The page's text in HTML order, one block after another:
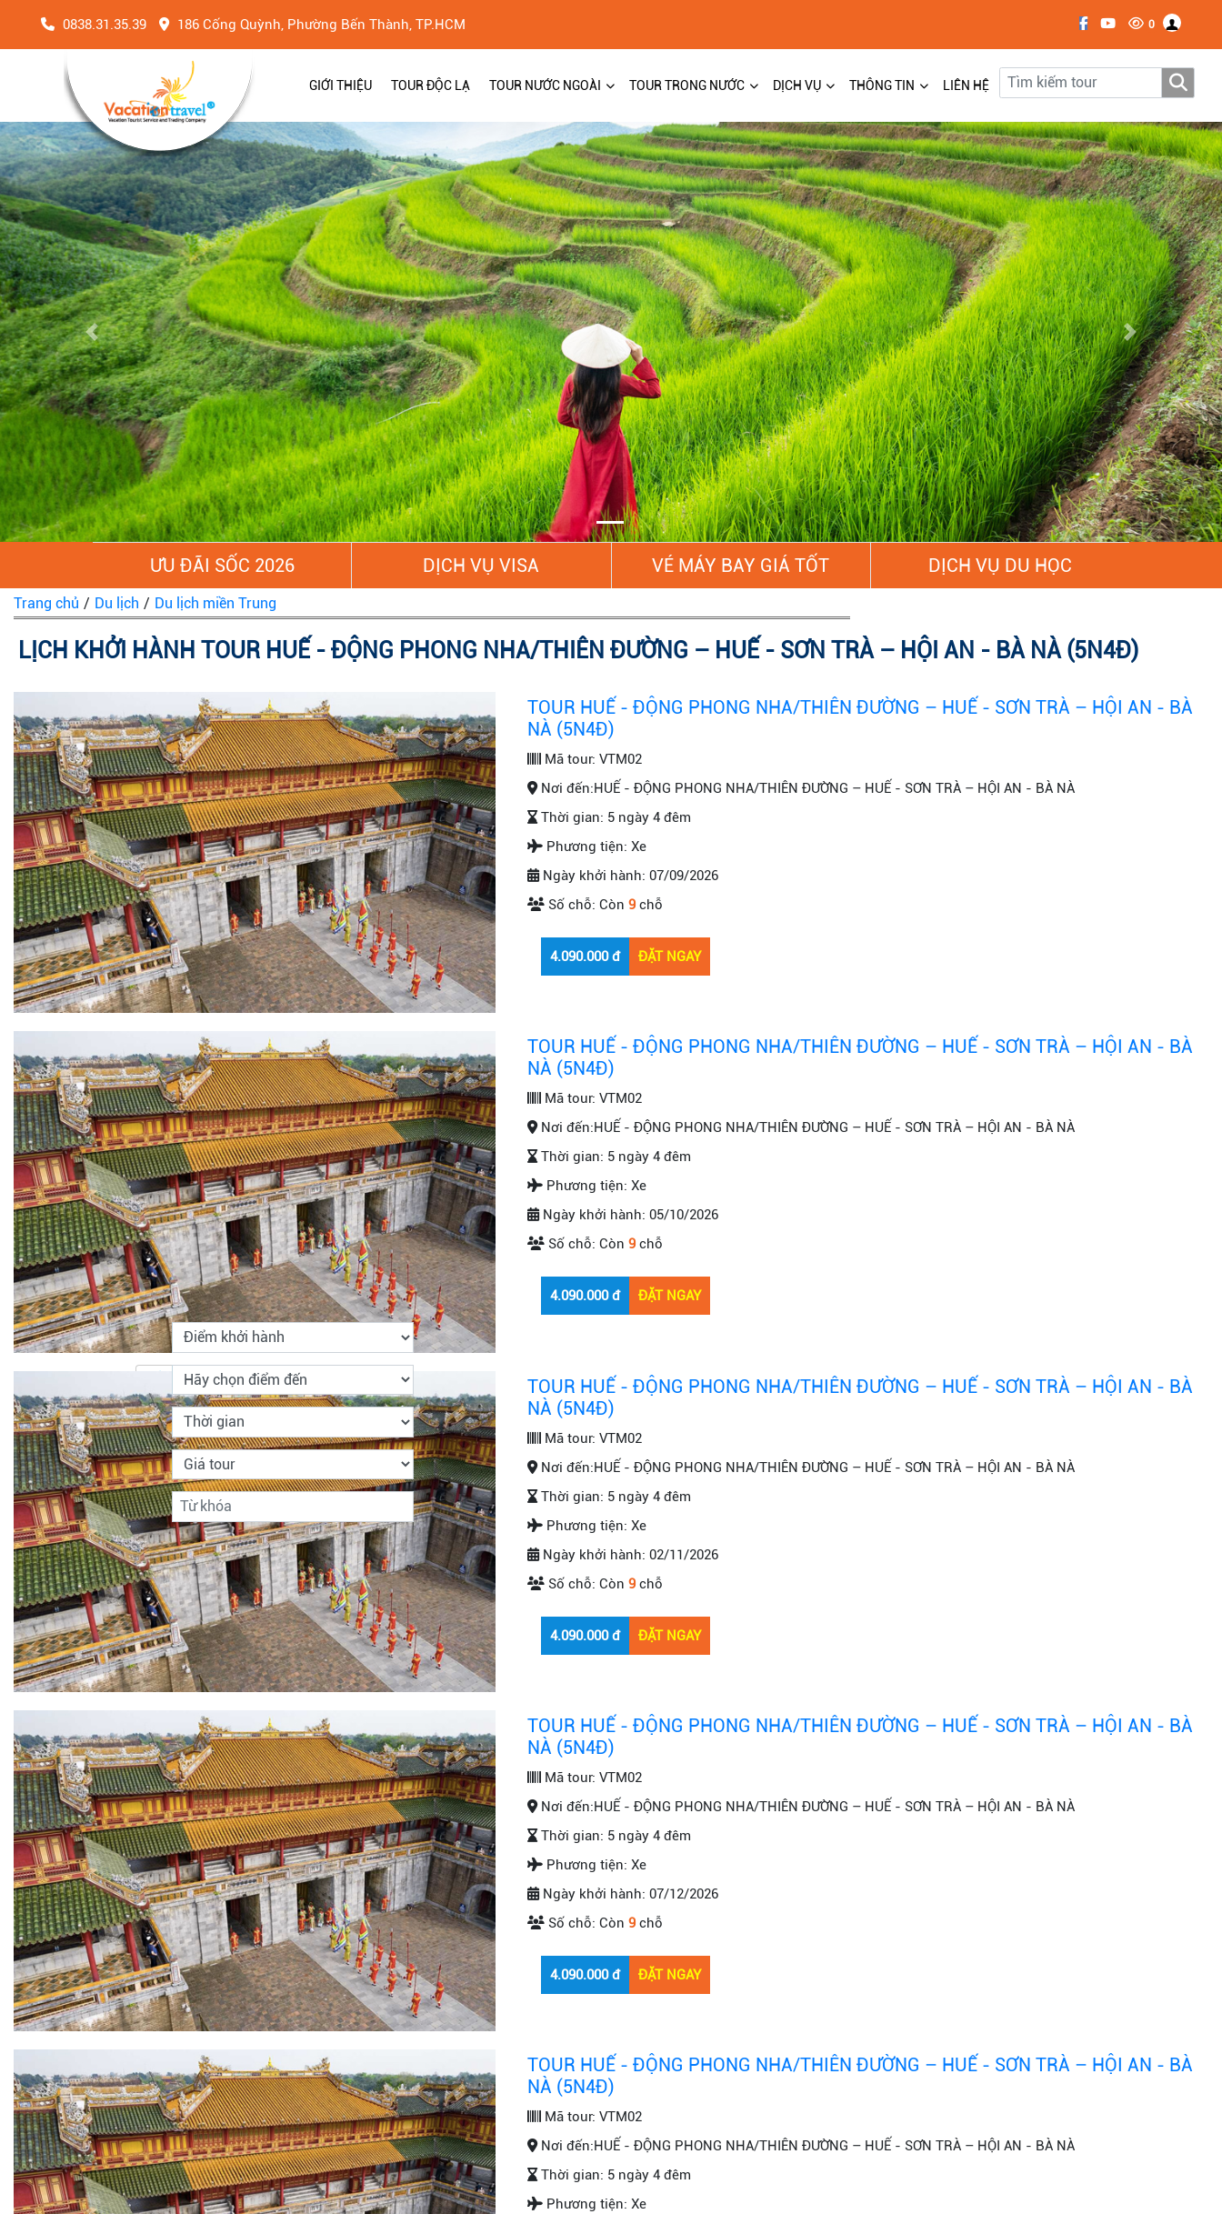
0838.31.35.39 186 Cống Quỳnh, Phường Bến Thành, TP.HCM 0
GIỚI THIỆU TOUR ĐỘC LẠ TOUR NƯỚC NGOÀI TOUR TRONG NƯỚC DỊCH VỤ THÔNG TIN LIÊN HỆ
Previous Next
TÌM KIẾM
Tour trong nước Tour nước ngoài
Tìm kiếm
ƯU ĐÃI SỐC 2026 DỊCH VỤ VISA VÉ MÁY BAY GIÁ TỐT DỊCH VỤ DU HỌC
Trang chủ / Du lịch / Du lịch miền Trung
LỊCH KHỞI HÀNH TOUR HUẾ - ĐỘNG PHONG NHA/THIÊN ĐƯỜNG – HUẾ - SƠN TRÀ – HỘI AN - BÀ NÀ (5N4Đ)
TOUR HUẾ - ĐỘNG PHONG NHA/THIÊN ĐƯỜNG – HUẾ - SƠN TRÀ – HỘI AN - BÀ
NÀ (5N4Đ)
Mã tour: VTM02
Nơi đến:HUẾ - ĐỘNG PHONG NHA/THIÊN ĐƯỜNG – HUẾ - SƠN TRÀ – HỘI AN - BÀ NÀ
Thời gian: 5 ngày 4 đêm
Phương tiện: Xe
Ngày khởi hành: 07/09/2026
Số chỗ: Còn 9 chỗ
TOUR HUẾ - ĐỘNG PHONG NHA/THIÊN ĐƯỜNG – HUẾ - SƠN TRÀ – HỘI AN - BÀ
NÀ (5N4Đ)
Mã tour: VTM02
Nơi đến:HUẾ - ĐỘNG PHONG NHA/THIÊN ĐƯỜNG – HUẾ - SƠN TRÀ – HỘI AN - BÀ NÀ
Thời gian: 5 ngày 4 đêm
Phương tiện: Xe
Ngày khởi hành: 05/10/2026
Số chỗ: Còn 9 chỗ
TOUR HUẾ - ĐỘNG PHONG NHA/THIÊN ĐƯỜNG – HUẾ - SƠN TRÀ – HỘI AN - BÀ
NÀ (5N4Đ)
Mã tour: VTM02
Nơi đến:HUẾ - ĐỘNG PHONG NHA/THIÊN ĐƯỜNG – HUẾ - SƠN TRÀ – HỘI AN - BÀ NÀ
Thời gian: 5 ngày 4 đêm
Phương tiện: Xe
Ngày khởi hành: 02/11/2026
Số chỗ: Còn 9 chỗ
TOUR HUẾ - ĐỘNG PHONG NHA/THIÊN ĐƯỜNG – HUẾ - SƠN TRÀ – HỘI AN - BÀ
NÀ (5N4Đ)
Mã tour: VTM02
Nơi đến:HUẾ - ĐỘNG PHONG NHA/THIÊN ĐƯỜNG – HUẾ - SƠN TRÀ – HỘI AN - BÀ NÀ
Thời gian: 5 ngày 4 đêm
Phương tiện: Xe
Ngày khởi hành: 07/12/2026
Số chỗ: Còn 9 chỗ
TOUR HUẾ - ĐỘNG PHONG NHA/THIÊN ĐƯỜNG – HUẾ - SƠN TRÀ – HỘI AN - BÀ
NÀ (5N4Đ)
Mã tour: VTM02
Nơi đến:HUẾ - ĐỘNG PHONG NHA/THIÊN ĐƯỜNG – HUẾ - SƠN TRÀ – HỘI AN - BÀ NÀ
Thời gian: 5 ngày 4 đêm
Phương tiện: Xe